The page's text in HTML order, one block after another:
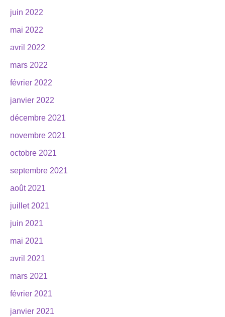
juin 2022
mai 2022
avril 2022
mars 2022
février 2022
janvier 2022
décembre 2021
novembre 2021
octobre 2021
septembre 2021
août 2021
juillet 2021
juin 2021
mai 2021
avril 2021
mars 2021
février 2021
janvier 2021